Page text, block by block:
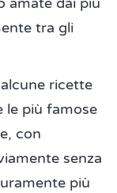
tra gli
ricette
le più famose
con
senza
più